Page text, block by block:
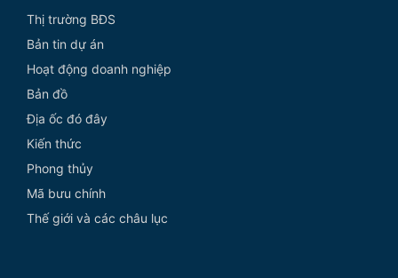
Thị trường BĐS
Bản tin dự án
Hoạt động doanh nghiệp
Bản đồ
Địa ốc đó đây
Kiến thức
Phong thủy
Mã bưu chính
Thế giới và các châu lục